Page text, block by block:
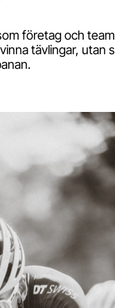
företag och
tävlingar, utan